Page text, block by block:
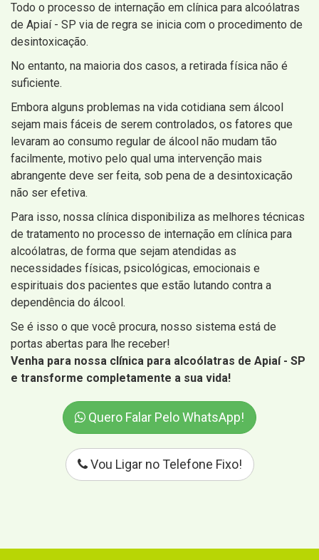
Todo o processo de internação em clínica para alcoólatras
de Apiaí - SP via de regra se inicia com o procedimento de
desintoxicação.
No entanto, na maioria dos casos, a retirada física não é
suficiente.
Embora alguns problemas na vida cotidiana sem álcool
sejam mais fáceis de serem controlados, os fatores que
levaram ao consumo regular de álcool não mudam tão
facilmente, motivo pelo qual uma intervenção mais
abrangente deve ser feita, sob pena de a desintoxicação
não ser efetiva.
Para isso, nossa clínica disponibiliza as melhores técnicas
de tratamento no processo de internação em clínica para
alcoólatras, de forma que sejam atendidas as
necessidades físicas, psicológicas, emocionais e
espirituais dos pacientes que estão lutando contra a
dependência do álcool.
Se é isso o que você procura, nosso sistema está de
portas abertas para lhe receber!
Venha para nossa clínica para alcoólatras de Apiaí - SP
e transforme completamente a sua vida!
Quero Falar Pelo WhatsApp!
Vou Ligar no Telefone Fixo!